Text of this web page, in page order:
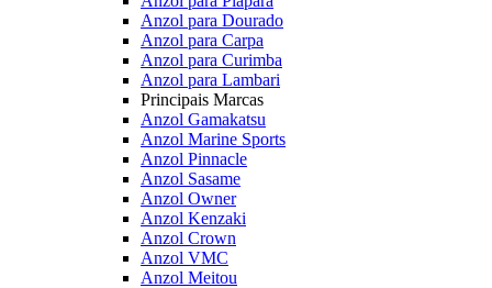
Anzol para Dourado
Anzol para Carpa
Anzol para Curimba
Anzol para Lambari
Principais Marcas
Anzol Gamakatsu
Anzol Marine Sports
Anzol Pinnacle
Anzol Sasame
Anzol Owner
Anzol Kenzaki
Anzol Crown
Anzol VMC
Anzol Meitou